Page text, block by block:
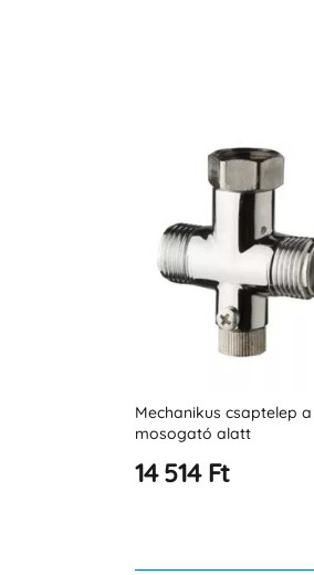
Vékony zuhanyfej, amely
ellenáll a vandalizmusnak
25 426 Ft